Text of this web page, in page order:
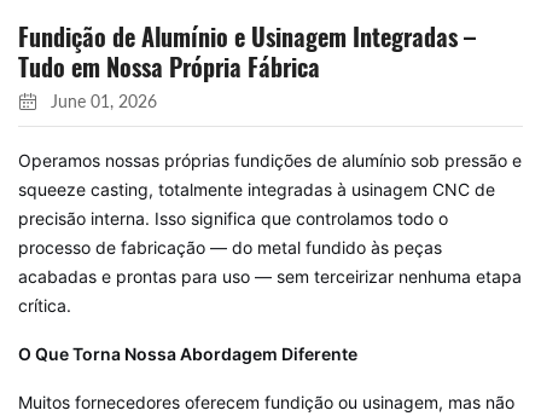
Fundição de Alumínio e Usinagem Integradas –
Tudo em Nossa Própria Fábrica
June 01, 2026
Operamos nossas próprias fundições de alumínio sob pressão e
squeeze casting, totalmente integradas à usinagem CNC de
precisão interna. Isso significa que controlamos todo o
processo de fabricação — do metal fundido às peças
acabadas e prontas para uso — sem terceirizar nenhuma etapa
crítica.
O Que Torna Nossa Abordagem Diferente
Muitos fornecedores oferecem fundição ou usinagem, mas não